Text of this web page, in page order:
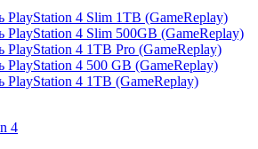
PlayStation 4 Slim 1TB (GameReplay)
PlayStation 4 Slim 500GB (GameReplay)
PlayStation 4 1TB Pro (GameReplay)
PlayStation 4 500 GB (GameReplay)
PlayStation 4 1TB (GameReplay)
4